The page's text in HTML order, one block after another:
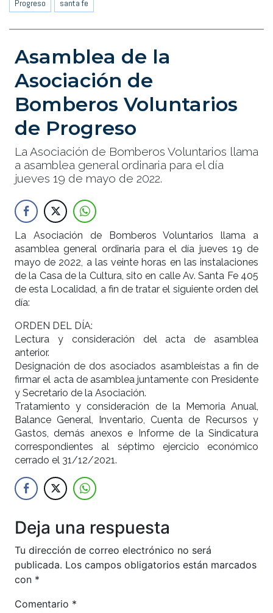
Progreso
santa fe
Asamblea de la
Asociación de
Bomberos Voluntarios
de Progreso
La Asociación de Bomberos Voluntarios llama
a asamblea general ordinaria para el día
jueves 19 de mayo de 2022.
La Asociación de Bomberos Voluntarios llama a
asamblea general ordinaria para el día jueves 19 de
mayo de 2022, a las veinte horas en las instalaciones
de la Casa de la Cultura, sito en calle Av. Santa Fe 405
de esta Localidad, a fin de tratar el siguiente orden del
día:
ORDEN DEL DÍA:
Lectura y consideración del acta de asamblea
anterior.
Designación de dos asociados asambleístas a fin de
firmar el acta de asamblea juntamente con Presidente
y Secretario de la Asociación.
Tratamiento y consideración de la Memoria Anual,
Balance General, Inventario, Cuenta de Recursos y
Gastos, demás anexos e Informe de la Sindicatura
correspondientes al séptimo ejercicio económico
cerrado el 31/12/2021.
Deja una respuesta
Tu dirección de correo electrónico no será
publicada. Los campos obligatorios están marcados
con *
Comentario *